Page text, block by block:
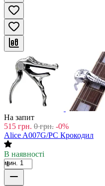
На запит
515 грн. 0 грн. -0%
Alice A007G/PC Крокодил
В наявності
мин. 1